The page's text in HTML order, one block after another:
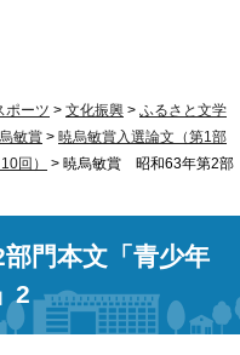
ポーツ > 文化振興 > ふるさと文学
敏賞 > 暁烏敏賞入選論文（第1部
回）
> 暁烏敏賞 昭和63年第2部
門本文「青少年
2